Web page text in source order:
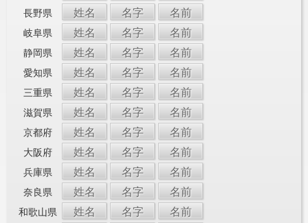
長野県 姓名 名字 名前
岐阜県 姓名 名字 名前
静岡県 姓名 名字 名前
愛知県 姓名 名字 名前
三重県 姓名 名字 名前
滋賀県 姓名 名字 名前
京都府 姓名 名字 名前
大阪府 姓名 名字 名前
兵庫県 姓名 名字 名前
奈良県 姓名 名字 名前
和歌山県 姓名 名字 名前